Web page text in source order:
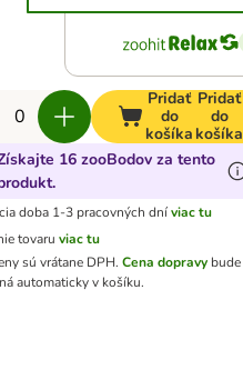
Pridať
do
košíka
Pridať
do
košíka
16 zooBodov za tento
doba 1-3 pracovných dníviac tu
tovaru viac tu
sú vrátane DPH.Cena dopravy bude
automaticky v košíku.